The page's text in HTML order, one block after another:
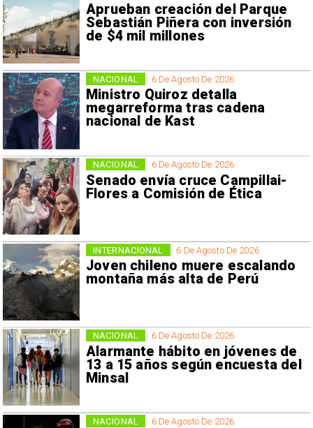
Aprueban creación del Parque
Sebastián Piñera con inversión
de $4 mil millones
6 De Agosto De 2026
Ministro Quiroz detalla
megarreforma tras cadena
nacional de Kast
NACIONAL
6 De Agosto De 2026
Senado envía cruce Campillai-
Flores a Comisión de Ética
NACIONAL
6 De Agosto De 2026
Joven chileno muere escalando
montaña más alta de Perú
INTERNACIONAL
6 De Agosto De 2026
Alarmante hábito en jóvenes de
13 a 15 años según encuesta del
Minsal
NACIONAL
6 De Agosto De 2026
NACIONAL